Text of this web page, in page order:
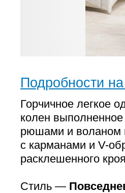
Подробности
Горчичное легкое
колен
рюшами и воланом
с карманами и V-
расклешенного
Стиль —